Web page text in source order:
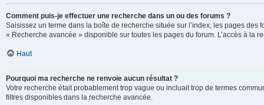
Comment puis-je effectuer une recherche dans un ou des forums ?
Saisissez un terme dans la boîte de recherche située sur l’index, les pages
« Recherche avancée » disponible sur toutes les pages du forum. L’accès à la
Haut
Pourquoi ma recherche ne renvoie aucun résultat ?
Votre recherche était probablement trop vague ou incluait trop de termes
filtres disponibles dans la recherche avancée.